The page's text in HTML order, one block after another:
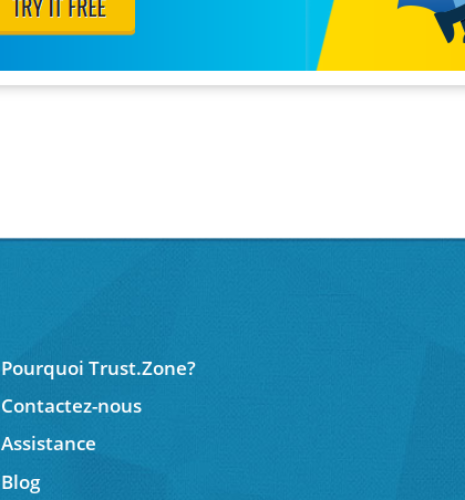
Pourquoi Trust.Zone?
Contactez-nous
Assistance
Blog